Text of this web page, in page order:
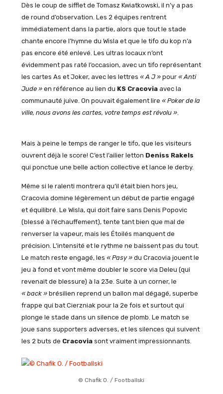
Dès le coup de sifflet de Tomasz Kwiatkowski, il n’y a pas
de round d’observation. Les 2 équipes rentrent
immédiatement dans la partie, alors que tout le stade
chante encore l’hymne du Wisla et que le tifo du kop n’a
pas encore été enlevé. Les ultras locaux n’ont
évidemment pas raté l’occasion, avec un tifo représentant
les cartes As et Joker, avec les lettres « A J »pour « Anti
Jude »en référence au lien du KS Cracoviaavec la
communauté juive. On pouvait également lire « Poker de la
ville, nous avons les cartes, votre temps est révolu ».
Mais à peine le temps de ranger le tifo, que les visiteurs
ouvrent déjà le score! C’est l’ailier letton Deniss Rakels
qui ponctue une belle action collective et lance le derby.
Même si le ralenti montrera qu’il était bien hors jeu,
Cracovia domine légèrement un début de partie engagé
et équilibré. Le Wisla, qui doit faire sans Denis Popovic
(blessé à l’échauffement), tente tant bien que mal de
renverser la vapeur, mais les Étoilés manquent de
précision. L’intensité et le rythme ne baissent pas du tout.
Le match reste engagé, les « Pasy »du Cracovia jouent le
jeu à fond et vont même doubler le score via Deleu (qui
revenait de blessure) à la 23e. Suite à un corner, le
« back »brésilien reprend un ballon mal dégagé, superbe
frappe qui bat Cierzniak pour la 2e fois et surtout qui
plonge le stade dans un silence de plomb. Le match se
joue sans supporters adverses, et les silences qui suivent
les 2 buts de Cracoviasont vraiment impressionnants.
© Chafik O. / Footballski